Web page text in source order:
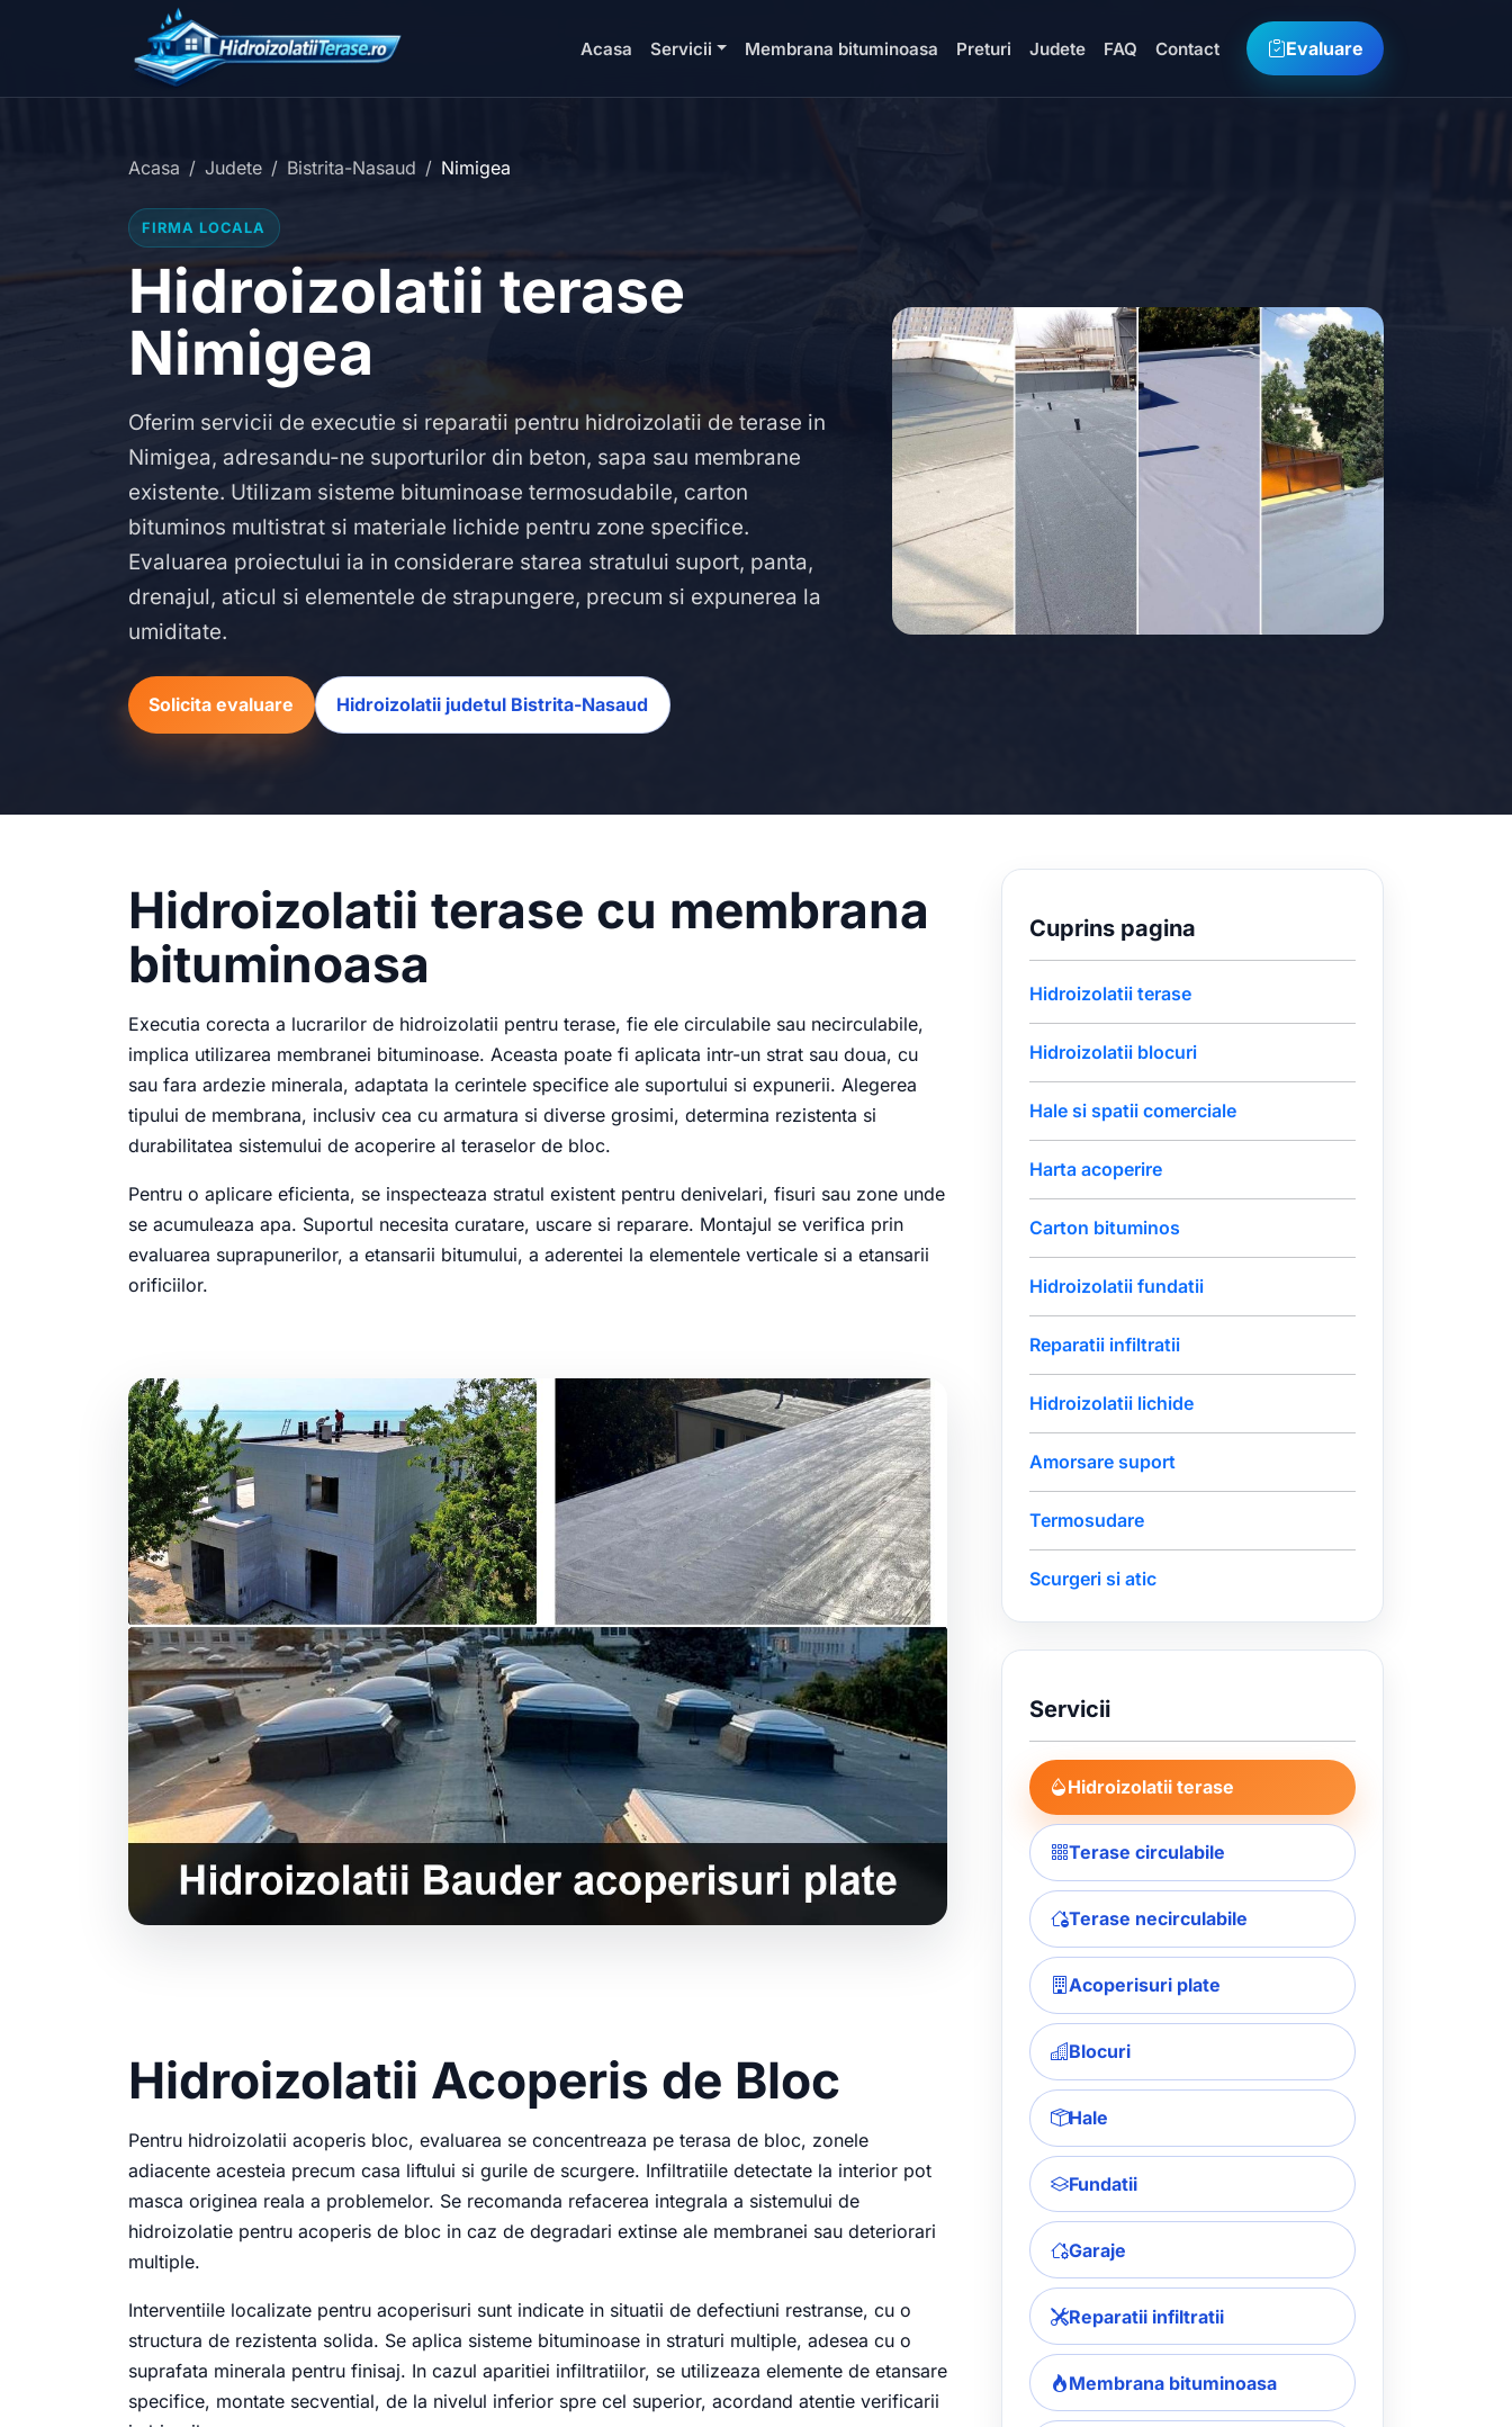
Acasa Servicii Membrana bituminoasa Preturi Judete FAQ Contact Evaluare
Acasa Judete Bistrita-Nasaud Nimigea
FIRMA LOCALA
Hidroizolatii terase
Nimigea
Oferim servicii de executie si reparatii pentru hidroizolatii de terase in
Nimigea, adresandu-ne suporturilor din beton, sapa sau membrane
existente. Utilizam sisteme bituminoase termosudabile, carton
bituminos multistrat si materiale lichide pentru zone specifice.
Evaluarea proiectului ia in considerare starea stratului suport, panta,
drenajul, aticul si elementele de strapungere, precum si expunerea la
umiditate.
Solicita evaluare Hidroizolatii judetul Bistrita-Nasaud
Hidroizolatii terase cu membrana
bituminoasa
Executia corecta a lucrarilor de hidroizolatii pentru terase, fie ele circulabile sau necirculabile,
implica utilizarea membranei bituminoase. Aceasta poate fi aplicata intr-un strat sau doua, cu
sau fara ardezie minerala, adaptata la cerintele specifice ale suportului si expunerii. Alegerea
tipului de membrana, inclusiv cea cu armatura si diverse grosimi, determina rezistenta si
durabilitatea sistemului de acoperire al teraselor de bloc.
Pentru o aplicare eficienta, se inspecteaza stratul existent pentru denivelari, fisuri sau zone unde
se acumuleaza apa. Suportul necesita curatare, uscare si reparare. Montajul se verifica prin
evaluarea suprapunerilor, a etansarii bitumului, a aderentei la elementele verticale si a etansarii
orificiilor.
Hidroizolatii Acoperis de Bloc
Pentru hidroizolatii acoperis bloc, evaluarea se concentreaza pe terasa de bloc, zonele
adiacente acesteia precum casa liftului si gurile de scurgere. Infiltratiile detectate la interior pot
masca originea reala a problemelor. Se recomanda refacerea integrala a sistemului de
hidroizolatie pentru acoperis de bloc in caz de degradari extinse ale membranei sau deteriorari
multiple.
Interventiile localizate pentru acoperisuri sunt indicate in situatii de defectiuni restranse, cu o
structura de rezistenta solida. Se aplica sisteme bituminoase in straturi multiple, adesea cu o
suprafata minerala pentru finisaj. In cazul aparitiei infiltratiilor, se utilizeaza elemente de etansare
specifice, montate secvential, de la nivelul inferior spre cel superior, acordand atentie verificarii
Cuprins pagina
Hidroizolatii terase
Hidroizolatii blocuri
Hale si spatii comerciale
Harta acoperire
Carton bituminos
Hidroizolatii fundatii
Reparatii infiltratii
Hidroizolatii lichide
Amorsare suport
Termosudare
Scurgeri si atic
Servicii
Hidroizolatii terase
Terase circulabile
Terase necirculabile
Acoperisuri plate
Blocuri
Hale
Fundatii
Garaje
Reparatii infiltratii
Membrana bituminoasa